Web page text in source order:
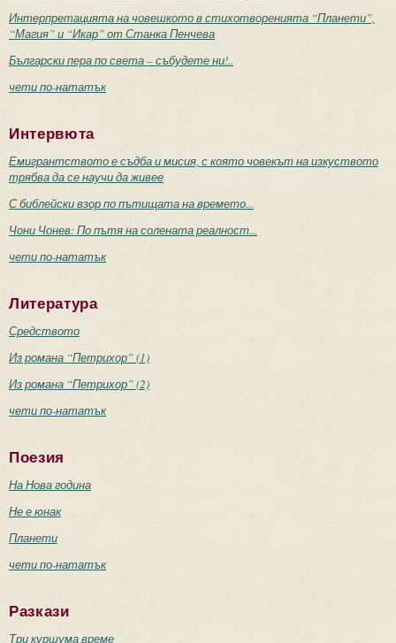
Интерпретацията на човешкото в стихотворенията “Планети”,
“Магия” и “Икар” от Станка Пенчева
Български пера по света – събудете ни!..
чети по-нататък
Интервюта
Емигрантството е съдба и мисия, с която човекът на изкуството
трябва да се научи да живее
С библейски взор по пътищата на времето...
Чони Чонев: По пътя на солената реалност...
чети по-нататък
Литература
Средството
Из романа “Петрихор” (1)
Из романа “Петрихор” (2)
чети по-нататък
Поезия
На Нова година
Не е юнак
Планети
чети по-нататък
Разкази
Три куршума време